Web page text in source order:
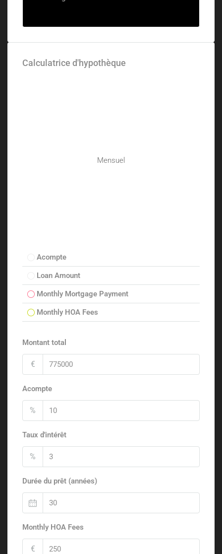
Calculatrice d'hypothèque
Mensuel
Acompte
Loan Amount
Monthly Mortgage Payment
Monthly HOA Fees
Montant total
€
Acompte
%
Taux d'intérêt
%
Durée du prêt (années)
Monthly HOA Fees
€